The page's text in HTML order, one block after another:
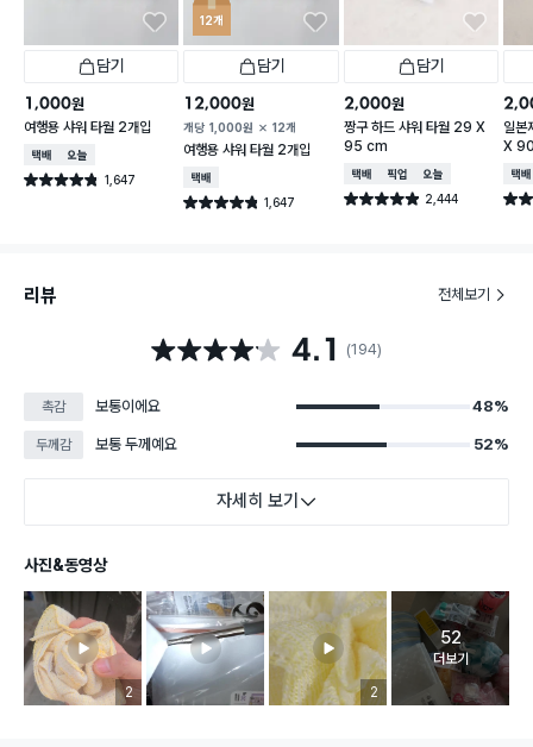
담기
1,000원
여행용 샤워 타월 2개입
택배배송오늘배송
별점 4.8점 1,647
건 작성
12개
담기
12,000원
개당 1,000원 12개
여행용 샤워 타월 2개입
택배배송
별점 4.8점 1,647
건 작성
담기
2,000원
짱구 하드 샤워 타월 29 X
95 cm
택배배송매장픽업오늘배송
별점 4.9점 2,444
건 작성
일본
X
택배
별점
리뷰 전체보기
별점 4.1점 4.1 (194)
촉감 보통이에요 48%
두께감 보통 두께예요 52%
자세히 보기
사진&동영상
리뷰 이미지 등록 개수
2 리뷰 이미지 등록 개수
2
고객 리뷰
52
더보기